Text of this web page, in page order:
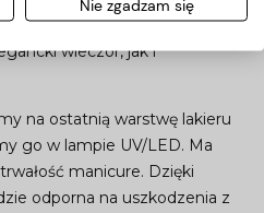
tym topem to
wieczór, jak i
na ostatnią warstwę lakieru
go w lampie UV/LED. Ma
manicure. Dzięki
odporna na uszkodzenia z
Nie zgadzam się